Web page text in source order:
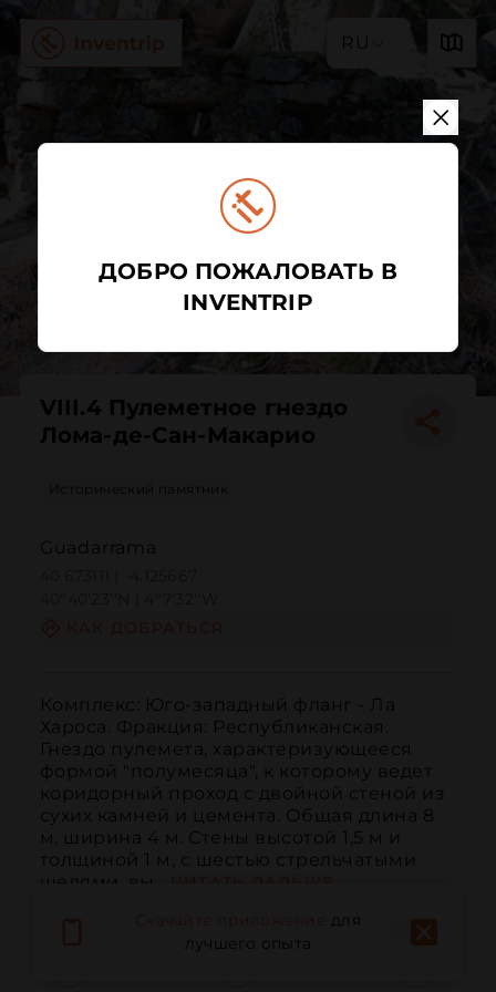
RU
VIII.4 Пулеметное гнездо
Лома-де-Сан-Макарио
Исторический памятник
Guadarrama
Комплекс: Юго-западный фланг - Ла
Хароса. Фракция: Республиканская.
Гнездо пулемета, характеризующееся
формой "полумесяца", к которому ведет
коридорный проход с двойной стеной из
сухих камней и цемента. Общая длина 8
м, ширина 4 м. Стены высотой 1,5 м и
толщиной 1 м, с шестью стрельчатыми
щелями, вы...
для
лучшего опыта
ДОБРО ПОЖАЛОВАТЬ В
INVENTRIP